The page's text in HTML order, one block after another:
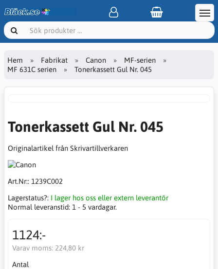
Hem Fabrikat Canon
MF-serien
MF 631C serien
Tonerkassett Gul Nr. 045
Tonerkassett Gul Nr. 045
Originalartikel från Skrivartillverkaren
Art.Nr:: 1239C002
Lagerstatus?: I lager hos oss eller extern leverantör
Normal leveranstid: 1 - 5 vardagar.
1124:-
Varav moms: 224,80 kr
Antal